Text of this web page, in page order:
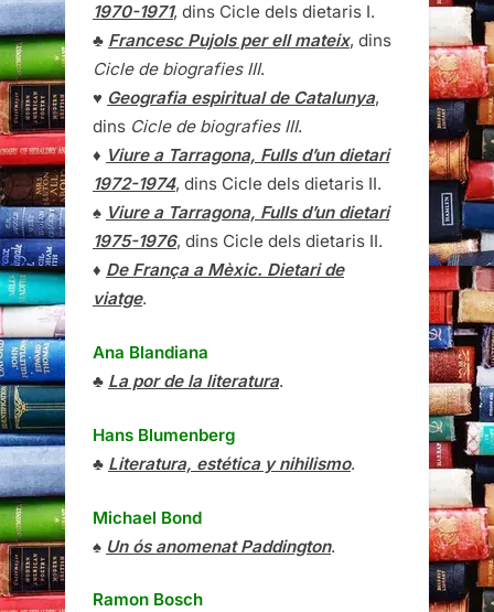
1970-1971, dins Cicle dels dietaris I.
♣ Francesc Pujols per ell mateix, dins
Cicle de biografies III.
♥ Geografia espiritual de Catalunya,
dins Cicle de biografies III.
♦ Viure a Tarragona, Fulls d’un dietari
1972-1974, dins Cicle dels dietaris II.
♠ Viure a Tarragona, Fulls d’un dietari
1975-1976, dins Cicle dels dietaris II.
♦ De França a Mèxic. Dietari de
viatge.
Ana Blandiana
♣ La por de la literatura.
Hans Blumenberg
♣ Literatura, estética y nihilismo.
Michael Bond
♠ Un ós anomenat Paddington.
Ramon Bosch